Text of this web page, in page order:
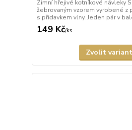
Zimní hřejivé kotníkové návleky
žebrovaným vzorem vyrobené z
s přídavkem vlny. Jeden pár v
149 Kč/ks
Zvolit